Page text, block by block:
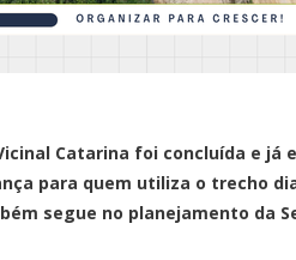
Catarina foi concluída e
para quem utiliza o trecho
segue no planejamento da